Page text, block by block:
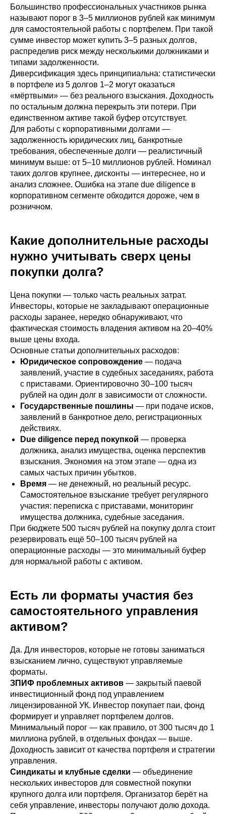
Большинство профессиональных участников рынка
называют порог в 3–5 миллионов рублей как минимум
для самостоятельной работы с портфелем. При такой
сумме инвестор может купить 3–5 разных долгов,
распределив риск между несколькими должниками и
типами задолженности.
Диверсификация здесь принципиальна: статистически
в портфеле из 5 долгов 1–2 могут оказаться
«мёртвыми» — без реального взыскания. Доходность
по остальным должна перекрыть эти потери. При
единственном активе такой буфер отсутствует.
Для работы с корпоративными долгами —
задолженность юридических лиц, банкротные
требования, обеспеченные долги — реалистичный
минимум выше: от 5–10 миллионов рублей. Номинал
таких долгов крупнее, дисконты — интереснее, но и
анализ сложнее. Ошибка на этапе due diligence в
корпоративном сегменте обходится дороже, чем в
розничном.
Какие дополнительные расходы
нужно учитывать сверх цены
покупки долга?
Цена покупки — только часть реальных затрат.
Инвесторы, которые не закладывают операционные
расходы заранее, нередко обнаруживают, что
фактическая стоимость владения активом на 20–40%
выше цены входа.
Основные статьи дополнительных расходов:
Юридическое сопровождение — подача
заявлений, участие в судебных заседаниях, работа
с приставами. Ориентировочно 30–100 тысяч
рублей на один долг в зависимости от сложности.
Государственные пошлины — при подаче исков,
заявлений в банкротное дело, регистрационных
действиях.
Due diligence перед покупкой — проверка
должника, анализ имущества, оценка перспектив
взыскания. Экономия на этом этапе — одна из
самых частых причин убытков.
Время — не денежный, но реальный ресурс.
Самостоятельное взыскание требует регулярного
участия: переписка с приставами, мониторинг
имущества должника, судебные заседания.
При бюджете 500 тысяч рублей на покупку долга стоит
резервировать ещё 50–100 тысяч рублей на
операционные расходы — это минимальный буфер
для нормальной работы с активом.
Есть ли форматы участия без
самостоятельного управления
активом?
Да. Для инвесторов, которые не готовы заниматься
взысканием лично, существуют управляемые
форматы.
ЗПИФ проблемных активов — закрытый паевой
инвестиционный фонд под управлением
лицензированной УК. Инвестор покупает паи, фонд
формирует и управляет портфелем долгов.
Минимальный порог — как правило, от 300 тысяч до 1
миллиона рублей, в отдельных фондах — выше.
Доходность зависит от качества портфеля и стратегии
управления.
Синдикаты и клубные сделки — объединение
нескольких инвесторов для совместной покупки
крупного долга или портфеля. Организатор берёт на
себя управление, инвесторы получают долю дохода.